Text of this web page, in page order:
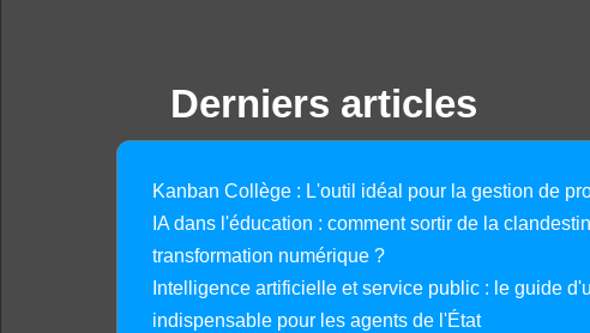
Derniers articles
Kanban Collège : L'outil idéal pour la gestion de
IA dans l'éducation : comment sortir de la
transformation numérique ?
Intelligence artificielle et service public : le guide
indispensable pour les agents de l'État